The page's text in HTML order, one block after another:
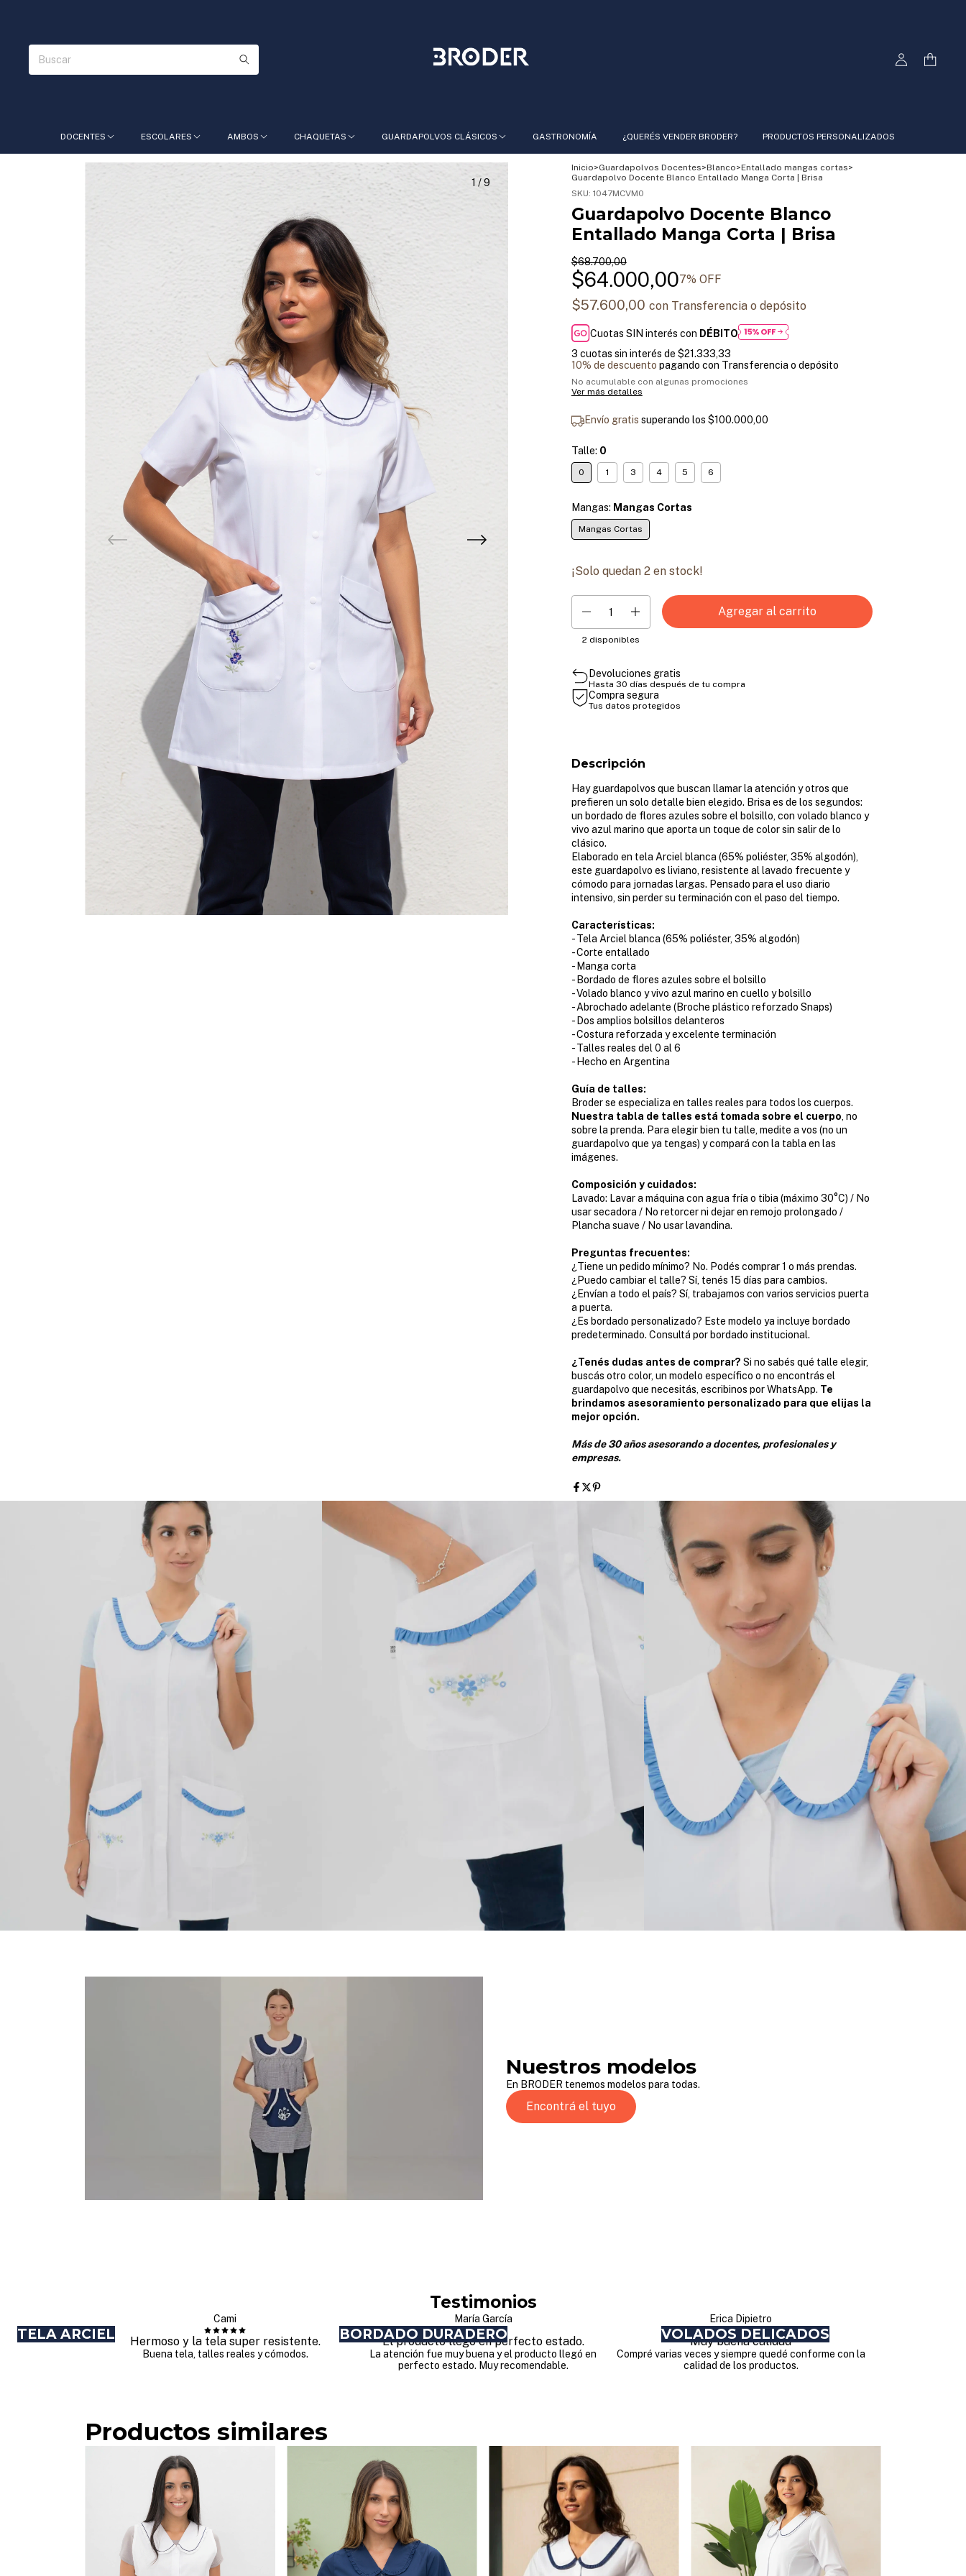
DOCENTES ESCOLARES AMBOS CHAQUETAS GUARDAPOLVOS CLÁSICOS GASTRONOMÍA ¿QUERÉS VENDER BRODER? PRODUCTOS PERSONALIZADOS
1 /9
Inicio>Guardapolvos Docentes>Blanco>Entallado mangas cortas>
Guardapolvo Docente Blanco Entallado Manga Corta | Brisa
SKU: 1047MCVM0
Guardapolvo Docente Blanco
Entallado Manga Corta | Brisa
$68.700,00
$64.000,007% OFF
$57.600,00 con Transferencia o depósito
Cuotas SIN interés con DÉBITO
3 cuotas sin interés de $21.333,33
10% de descuento pagando con Transferencia o depósito
No acumulable con algunas promociones
Ver más detalles
Envío gratis superando los$100.000,00
Talle: 0
0 1 3 4 5 6
Mangas: Mangas Cortas
Mangas Cortas
¡Solo quedan 2en stock!
2 disponibles
Devoluciones gratis
Hasta 30 días después de tu compra
Compra segura
Tus datos protegidos
Descripción
Hay guardapolvos que buscan llamar la atención y otros que
prefieren un solo detalle bien elegido. Brisa es de los segundos:
un bordado de flores azules sobre el bolsillo, con volado blanco y
vivo azul marino que aporta un toque de color sin salir de lo
clásico.
Elaborado en tela Arciel blanca (65% poliéster, 35% algodón),
este guardapolvo es liviano, resistente al lavado frecuente y
cómodo para jornadas largas. Pensado para el uso diario
intensivo, sin perder su terminación con el paso del tiempo.
Características:
- Tela Arciel blanca (65% poliéster, 35% algodón)
- Corte entallado
- Manga corta
- Bordado de flores azules sobre el bolsillo
- Volado blanco y vivo azul marino en cuello y bolsillo
- Abrochado adelante (Broche plástico reforzado Snaps)
- Dos amplios bolsillos delanteros
- Costura reforzada y excelente terminación
- Talles reales del 0 al 6
- Hecho en Argentina
Guía de talles:
Broder se especializa en talles reales para todos los cuerpos.
Nuestra tabla de talles está tomada sobre el cuerpo, no
sobre la prenda. Para elegir bien tu talle, medite a vos (no un
guardapolvo que ya tengas) y compará con la tabla en las
imágenes.
Composición y cuidados:
Lavado: Lavar a máquina con agua fría o tibia (máximo 30°C) / No
usar secadora / No retorcer ni dejar en remojo prolongado /
Plancha suave / No usar lavandina.
Preguntas frecuentes:
¿Tiene un pedido mínimo? No. Podés comprar 1 o más prendas.
¿Puedo cambiar el talle? Sí, tenés 15 días para cambios.
¿Envían a todo el país? Sí, trabajamos con varios servicios puerta
a puerta.
¿Es bordado personalizado? Este modelo ya incluye bordado
predeterminado. Consultá por bordado institucional.
¿Tenés dudas antes de comprar? Si no sabés qué talle elegir,
buscás otro color, un modelo específico o no encontrás el
guardapolvo que necesitás, escribinos por WhatsApp. Te
brindamos asesoramiento personalizado para que elijas la
mejor opción.
Más de 30 años asesorando a docentes, profesionales y
empresas.
TELA ARCIEL BORDADO DURADERO VOLADOS DELICADOS
Nuestros modelos
En BRODER tenemos modelos para todas.
Encontrá el tuyo
Testimonios
Cami
Hermoso y la tela super resistente.
Buena tela, talles reales y cómodos.
María García
El producto llegó en perfecto estado.
La atención fue muy buena y el producto llegó en
perfecto estado. Muy recomendable.
Erica Dipietro
Muy buena calidad
Compré varias veces y siempre quedé conforme con la
calidad de los productos.
Productos similares